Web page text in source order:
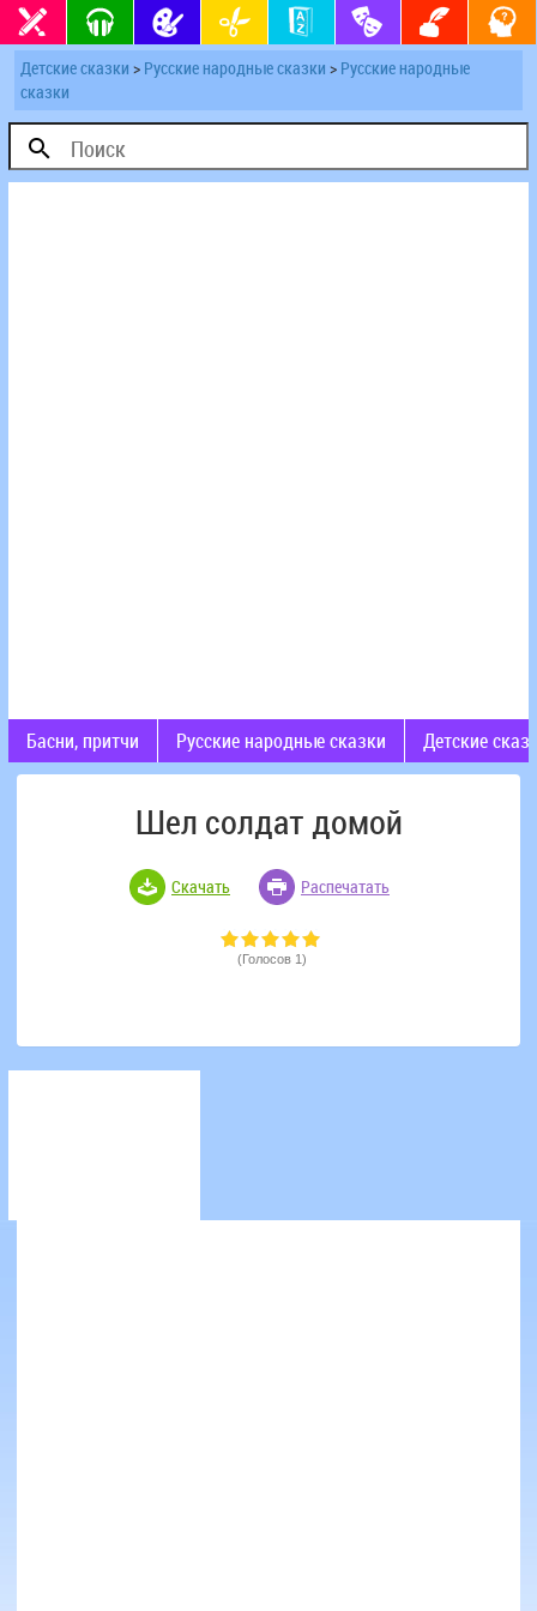
Детские сказки > Русские народные сказки > Русские народные
сказки
Басни, притчи Русские народные сказки Детские
Шел солдат домой
Скачать Распечатать
(Голосов 1)